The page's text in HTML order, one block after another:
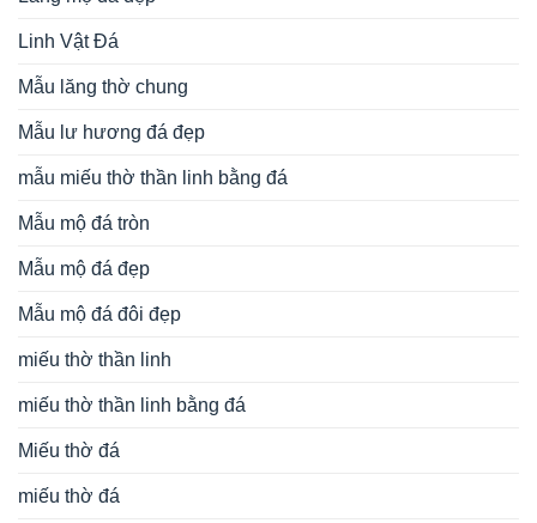
Linh Vật Đá
Mẫu lăng thờ chung
Mẫu lư hương đá đẹp
mẫu miếu thờ thần linh bằng đá
Mẫu mộ đá tròn
Mẫu mộ đá đẹp
Mẫu mộ đá đôi đẹp
miếu thờ thần linh
miếu thờ thần linh bằng đá
Miếu thờ đá
miếu thờ đá